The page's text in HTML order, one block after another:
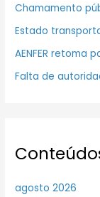
Chamamento
Estado
AENFER retoma
Falta de
agosto 2026